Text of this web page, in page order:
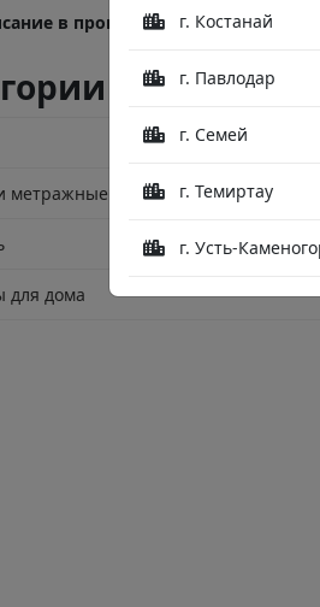
г. Костанай
г. Павлодар
г. Семей
г. Темиртау
г. Усть-
в процессе модерации.
метражные
для дома